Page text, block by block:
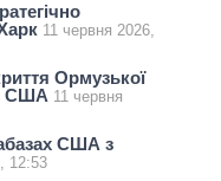
11 червня 2026,
Ормузької
США 11 червня
США з
12:53